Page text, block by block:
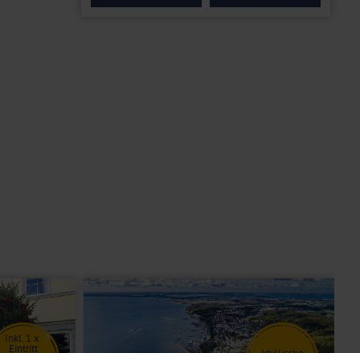
Inkl. 1 x
Eintritt